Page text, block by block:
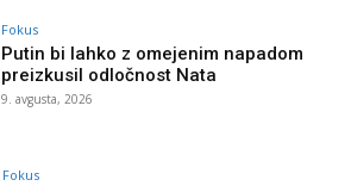
Fokus
Putin bi lahko z omejenim napadom
preizkusil odločnost Nata
9. avgusta, 2026
Fokus